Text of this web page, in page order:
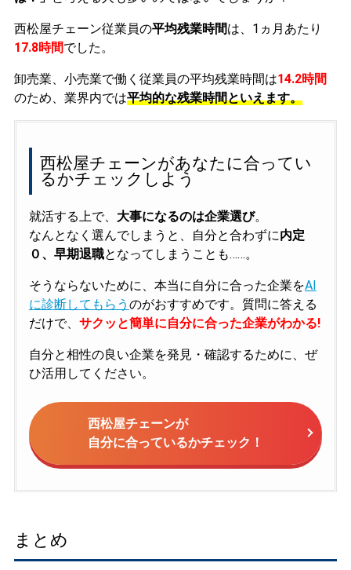
西松屋チェーン従業員の平均残業時間は、1ヵ月あたり
17.8時間でした。
卸売業、小売業で働く従業員の平均残業時間は14.2時間
のため、業界内では平均的な残業時間といえます。
西松屋チェーンがあなたに合ってい
るかチェックしよう
就活する上で、 大事になるのは企業選び。
なんとなく選んでしまうと、自分と合わずに内定
０、早期退職となってしまうことも……。
そうならないために、本当に自分に合った企業をAI
に診断してもらう のがおすすめです。質問に答える
だけで、 サクッと簡単に自分に合った企業がわかる!
自分と相性の良い企業を発見・確認するために、ぜ
ひ活用してください。
西松屋チェーンが
自分に合っているかチェック！
まとめ